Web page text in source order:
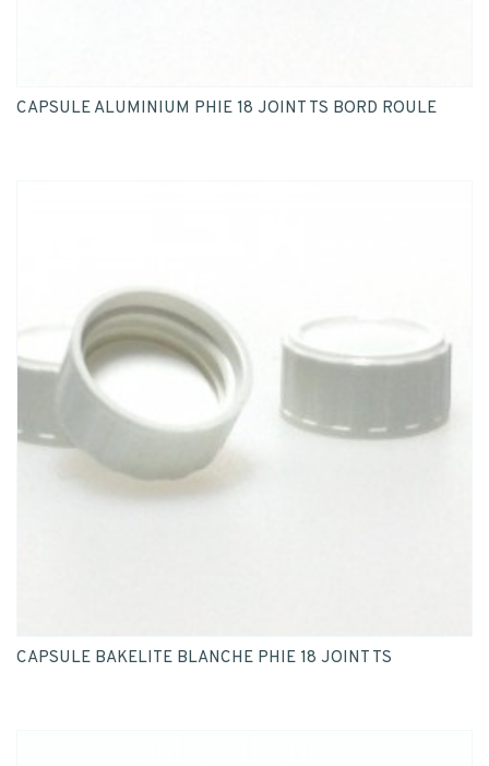
CAPSULE ALUMINIUM PHIE 18 JOINT TS BORD ROULE
CAPSULE BAKELITE BLANCHE PHIE 18 JOINT TS